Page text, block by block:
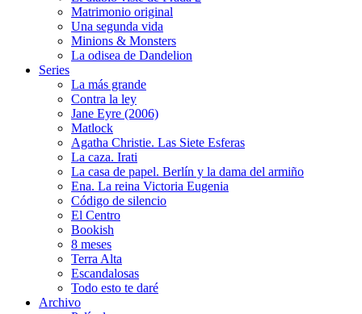
Matrimonio original
Una segunda vida
Minions & Monsters
La odisea de Dandelion
Series
La más grande
Contra la ley
Jane Eyre (2006)
Matlock
Agatha Christie. Las Siete Esferas
La caza. Irati
La casa de papel. Berlín y la dama del armiño
Ena. La reina Victoria Eugenia
Código de silencio
El Centro
Bookish
8 meses
Terra Alta
Escandalosas
Todo esto te daré
Archivo